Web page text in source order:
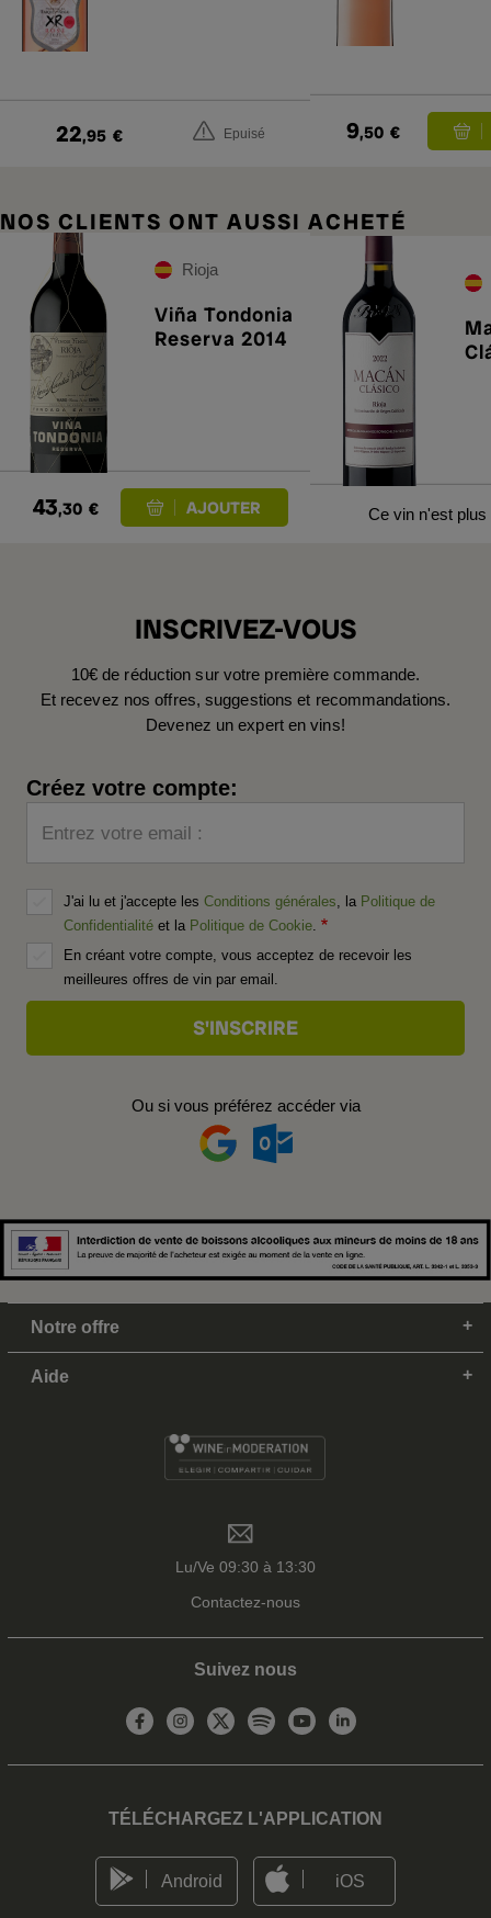
22,95 € Epuisé 9,50 €
NOS CLIENTS ONT AUSSI ACHETÉ
Rioja
Viña Tondonia
Reserva 2014
43,30 € Ce vin n'est plus
INSCRIVEZ-VOUS
10€ de réduction sur votre première commande.
Et recevez nos offres, suggestions et recommandations.
Devenez un expert en vins!
Créez votre compte:
Entrez votre email :
J'ai lu et j'accepte les Conditions générales , la Politique de
Confidentialité et la Politique de Cookie
En créant votre compte, vous acceptez de recevoir les
meilleures offres de vin par email.
Ou si vous préférez accéder via
Notre offre
Aide
Lu/Ve 09:30 à 13:30
Contactez-nous
Suivez nous
TÉLÉCHARGEZ L'APPLICATION
Android iOS